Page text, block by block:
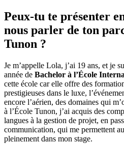
Peux-tu te présenter
nous parler de ton
Tunon ?
Je m’appelle Lola, j’ai 19 ans, et je
année de Bachelor à l’École
cette école car elle offre des
prestigieuses dans le luxe,
encore l’aérien, des domaines qui
à l’École Tunon, j’ai acquis des
langues à la gestion de projet, en
communication, qui me permettent
pleinement dans mon stage.